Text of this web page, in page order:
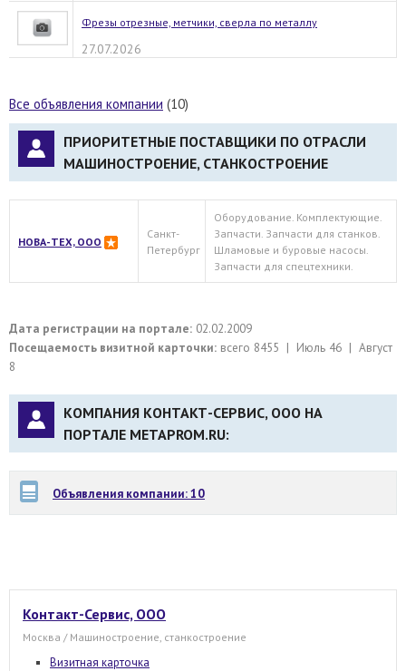
Фрезы отрезные, метчики, сверла по металлу
27.07.2026
Все объявления компании (10)
ПРИОРИТЕТНЫЕ ПОСТАВЩИКИ ПО ОТРАСЛИ
МАШИНОСТРОЕНИЕ, СТАНКОСТРОЕНИЕ
НОВА-ТЕХ, ООО
Санкт-
Петербург
Оборудование. Комплектующие.
Запчасти. Запчасти для станков.
Шламовые и буровые насосы.
Запчасти для спецтехники.
Дата регистрации на портале: 02.02.2009
Посещаемость визитной карточки: всего 8455 | Июль 46 | Август
8
КОМПАНИЯ КОНТАКТ-СЕРВИС, ООО НА
ПОРТАЛЕ METAPROM.RU:
Объявления компании: 10
Контакт-Сервис, ООО
Москва / Машиностроение, станкостроение
Визитная карточка